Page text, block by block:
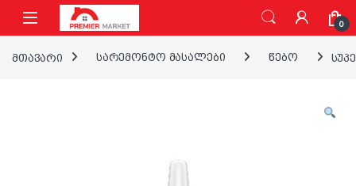
ნავიგაციაზე გადასვლა
შინაარსზე გადასვლა
0
მთავარი სარემონტო მასალები წებო